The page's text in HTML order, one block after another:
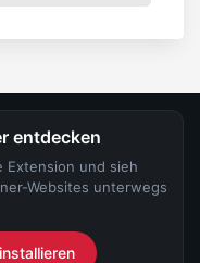
entdecken
Extension und sieh
Websites unterwegs